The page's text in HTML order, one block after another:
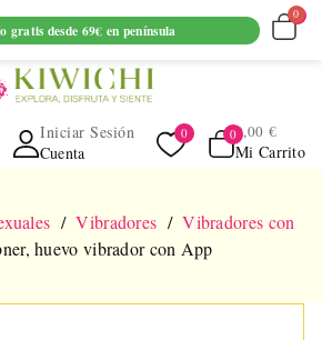
EN PEDIDOS SUPERIORES A 69€ EN
PENINSULA
Cuenta
Iniciar Sesión
Mi Carrito
0,00 €
Vibradores
Vibradores con
huevo vibrador con App
gratis desde 69€ en península